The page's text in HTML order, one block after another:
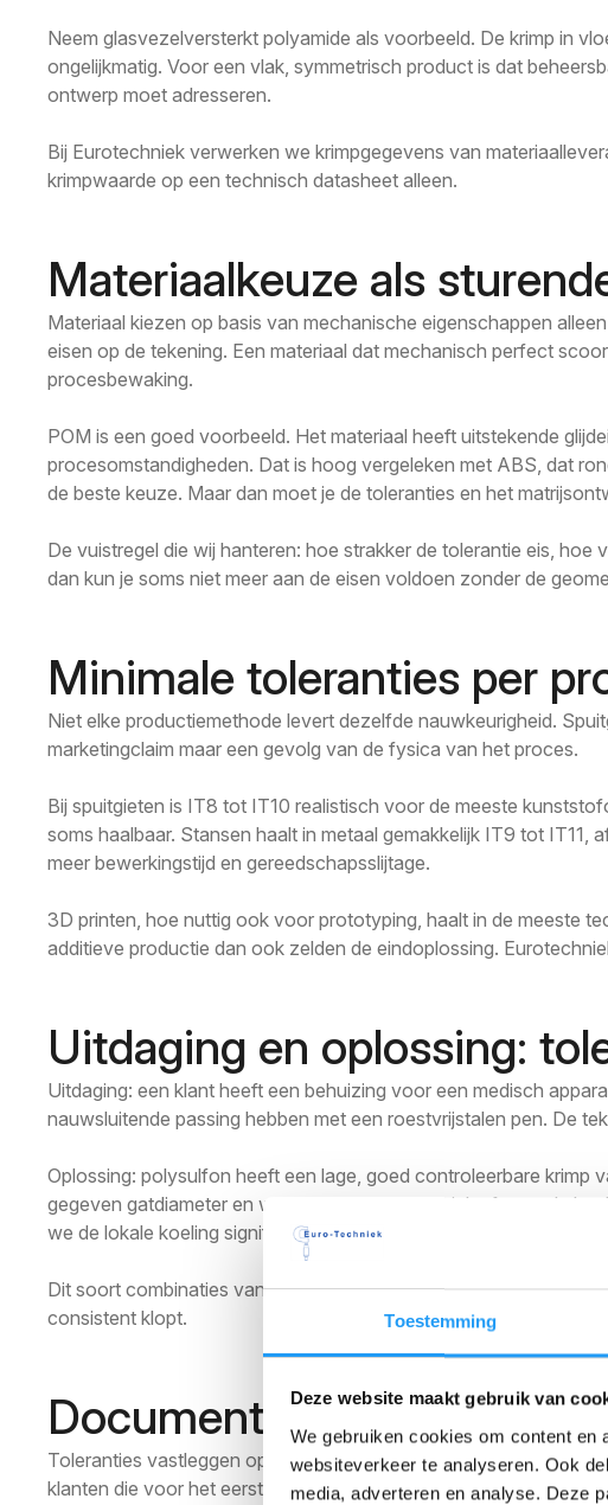
Toestemming
Deze website maakt gebruik van
We gebruiken cookies om content en
websiteverkeer te analyseren. Ook
media, adverteren en analyse. Deze
Neem glasvezelversterkt polyamide als voorbeeld. De krimp in
ongelijkmatig. Voor een vlak, symmetrisch product is dat
ontwerp moet adresseren.
Bij Eurotechniek verwerken we krimpgegevens van
krimpwaarde op een technisch datasheet alleen.
Materiaalkeuze als
Materiaal kiezen op basis van mechanische eigenschappen
eisen op de tekening. Een materiaal dat mechanisch perfect
procesbewaking.
POM is een goed voorbeeld. Het materiaal heeft uitstekende
procesomstandigheden. Dat is hoog vergeleken met ABS, dat
de beste keuze. Maar dan moet je de toleranties en het
De vuistregel die wij hanteren: hoe strakker de tolerantie eis,
dan kun je soms niet meer aan de eisen voldoen zonder de
Minimale toleranties per
Niet elke productiemethode levert dezelfde nauwkeurigheid.
marketingclaim maar een gevolg van de fysica van het proces.
Bij spuitgieten is IT8 tot IT10 realistisch voor de meeste
soms haalbaar. Stansen haalt in metaal gemakkelijk IT9 tot
meer bewerkingstijd en gereedschapsslijtage.
3D printen, hoe nuttig ook voor prototyping, haalt in de meeste
additieve productie dan ook zelden de eindoplossing.
Uitdaging en oplossing:
Uitdaging: een klant heeft een behuizing voor een medisch
nauwsluitende passing hebben met een roestvrijstalen pen. De
Oplossing: polysulfon heeft een lage, goed controleerbare krimp
gegeven gatdiameter en wanddiktes was de kritieke factor de
we de lokale koeling significant. De eerste serieproductie haalde
Dit soort combinaties van materiaalinzicht en matrijstechniek is
consistent klopt.
Documentatie en
Toleranties vastleggen op een tekening is stap één. Ze ook in
klanten die voor het eerst met een bepaald materiaal werken.